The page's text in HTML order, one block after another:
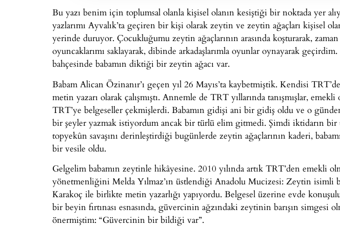
Bu yazı benim için toplumsal olanla kişisel olanın kesiştiği bir noktada yer
yazlarımı Ayvalık’ta geçiren bir kişi olarak zeytin ve zeytin ağaçları kişisel
yerinde duruyor. Çocukluğumu zeytin ağaçlarının arasında koşturarak,
oyuncaklarımı saklayarak, dibinde arkadaşlarımla oyunlar oynayarak
bahçesinde babamın diktiği bir zeytin ağacı var.
Babam Alican Özinanır’ı geçen yıl 26 Mayıs’ta kaybetmiştik. Kendisi
metin yazarı olarak çalışmıştı. Annemle de TRT yıllarında tanışmışlar, emekli
TRT’ye belgeseller çekmişlerdi. Babamın gidişi ani bir gidiş oldu ve o
bir şeyler yazmak istiyordum ancak bir türlü elim gitmedi. Şimdi iktidarın bir
topyekûn savaşını derinleştirdiği bugünlerde zeytin ağaçlarının kaderi,
bir vesile oldu.
Gelgelim babamın zeytinle hikâyesine. 2010 yılında artık TRT’den emekli
yönetmenliğini Melda Yılmaz’ın üstlendiği Anadolu Mucizesi: Zeytin isimli
Karakoç ile birlikte metin yazarlığı yapıyordu. Belgesel üzerine evde
bir beyin fırtınası esnasında, güvercinin ağzındaki zeytinin barışın simgesi
önermiştim: “Güvercinin bir bildiği var”.